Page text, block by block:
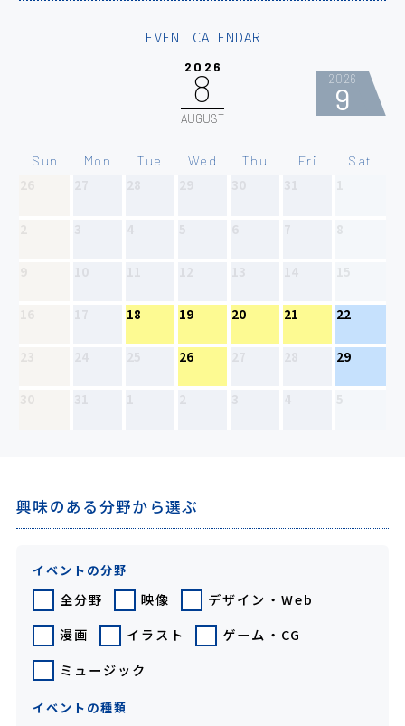
EVENT CALENDAR
2026
8
AUGUST
2026
9
Sun Mon Tue Wed Thu Fri Sat
18 19 20 21 22
26 29
興味のある分野から選ぶ
イベントの分野
全分野 映像
デザイン・Web
漫画
イラスト
ゲーム・CG
ミュージック
イベントの種類